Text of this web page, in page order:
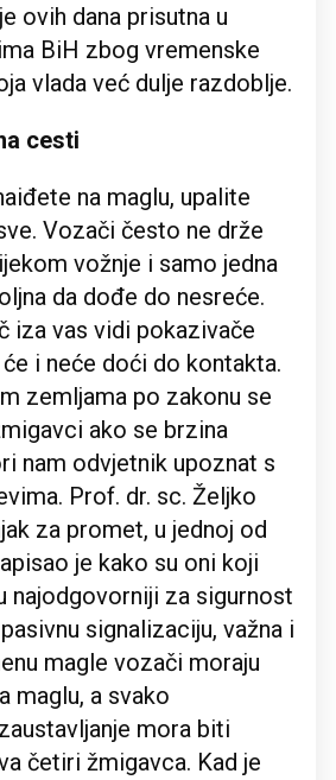
ovih dana prisutna u
BiH zbog vremenske
vlada već dulje razdoblje.
cesti
na maglu, upalite
Vozači često ne drže
vožnje i samo jedna
da dođe do nesreće.
iza vas vidi pokazivače
i neće doći do kontakta.
zemljama po zakonu se
ako se brzina
nam odvjetnik upoznat s
Prof. dr. sc. Željko
za promet, u jednoj od
je kako su oni koji
najodgovorniji za sigurnost
signalizaciju, važna i
magle vozači moraju
maglu, a svako
mora biti
četiri žmigavca. Kad je